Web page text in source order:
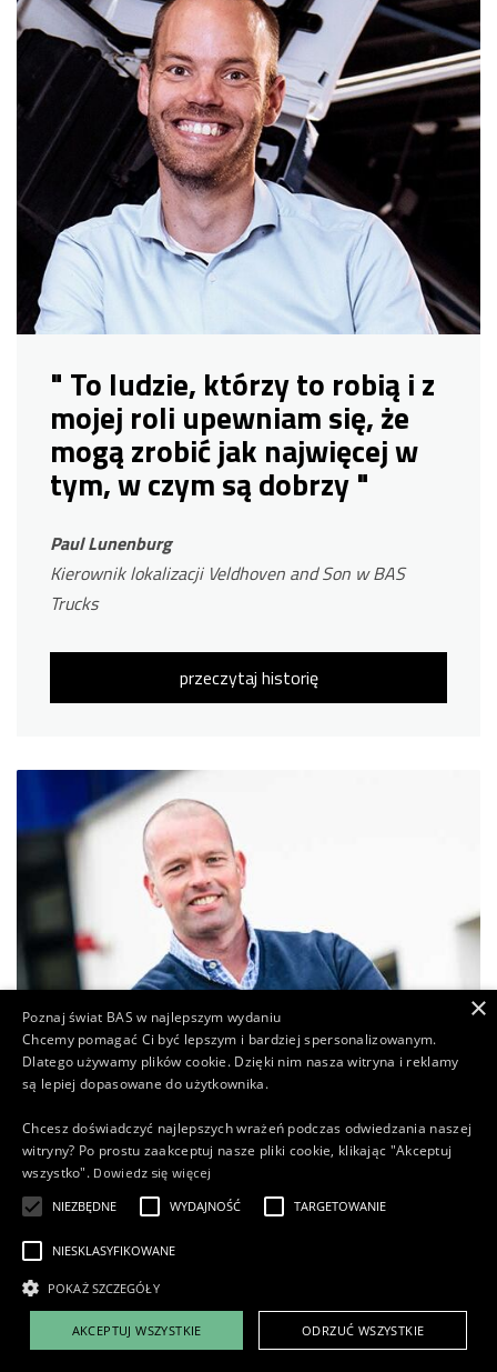
" To ludzie, którzy to robią i z
mojej roli upewniam się, że
mogą zrobić jak najwięcej w
tym, w czym są dobrzy "
Paul Lunenburg
Kierownik lokalizacji Veldhoven and Son w BAS
Trucks
przeczytaj historię
" Co tydzień jeżdżę za granicę,
aby kupić ciężarówki, lekkie
pojazdy dostawcze i sprzęt
budowlany "
Koen Uiterwijk
×
Poznaj świat BAS w najlepszym wydaniu
Chcemy pomagać Ci być lepszym i bardziej spersonalizowanym.
Dlatego używamy plików cookie. Dzięki nim nasza witryna i reklamy
są lepiej dopasowane do użytkownika.
Chcesz doświadczyć najlepszych wrażeń podczas odwiedzania naszej
witryny? Po prostu zaakceptuj nasze pliki cookie, klikając "Akceptuj
wszystko". Dowiedz się więcej
NIEZBĘDNE WYDAJNOŚĆ TARGETOWANIE
NIESKLASYFIKOWANE
POKAŻ SZCZEGÓŁY
AKCEPTUJ WSZYSTKIE ODRZUĆ WSZYSTKIE